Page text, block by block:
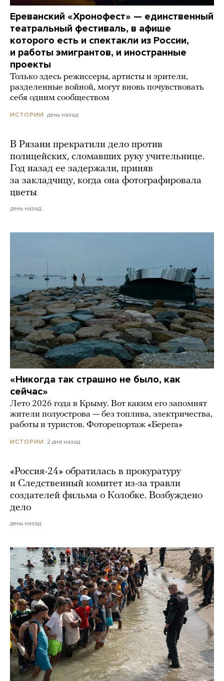
Ереванский «Хронофест» — единственный
театральный фестиваль, в афише
которого есть и спектакли из России,
и работы эмигрантов, и иностранные
проекты
Только здесь режиссеры, артисты и зрители,
разделенные войной, могут вновь почувствовать
себя одним сообществом
ИСТОРИИ день назад
В Рязани прекратили дело против
полицейских, сломавших руку учительнице.
Год назад ее задержали, приняв
за закладчицу, когда она фотографировала
цветы
день назад
«Никогда так страшно не было, как
сейчас»
Лето 2026 года в Крыму. Вот каким его запомнят
жители полуострова — без топлива, электричества,
работы и туристов. Фоторепортаж «Берега»
ИСТОРИИ 2 дня назад
«Россия-24» обратилась в прокуратуру
и Следственный комитет из-за травли
создателей фильма о Колобке. Возбуждено
дело
день назад